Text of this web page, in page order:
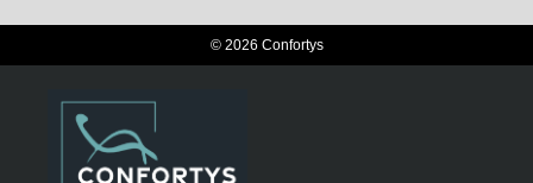
© 2026 Confortys